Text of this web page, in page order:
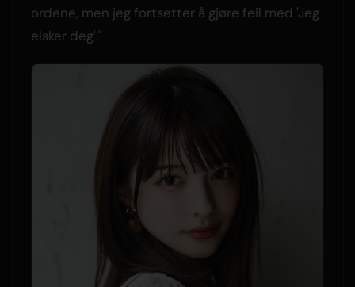
ordene, men jeg fortsetter å gjøre feil med 'Jeg
elsker deg'."